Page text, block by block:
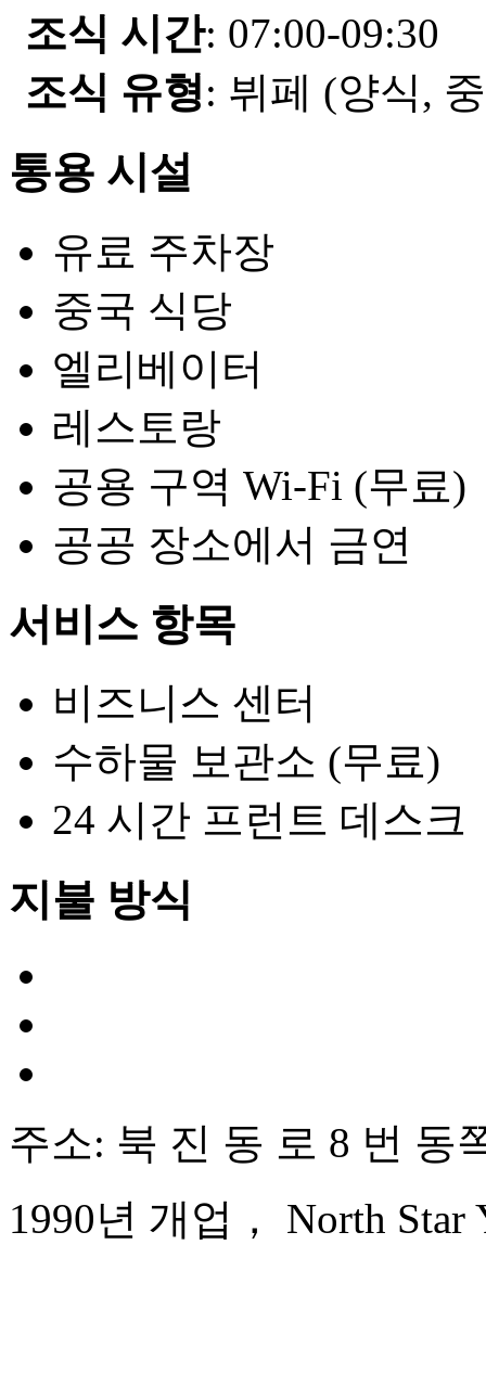
조식 시간: 07:00-09:30
조식 유형: 뷔페 (양식,
통용 시설
유료 주차장
중국 식당
엘리베이터
레스토랑
공용 구역 Wi-Fi (무료)
공공 장소에서 금연
서비스 항목
비즈니스 센터
수하물 보관소 (무료)
24 시간 프런트 데스크
지불 방식
주소: 북 진 동 로 8 번 동
1990년 개업， North Star